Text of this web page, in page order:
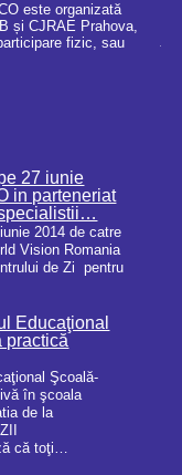
este organizată
și CJRAE Prahova,
fizic, sau
27 iunie
in parteneriat
2014 de catre
Vision Romania
de Zi pentru
Educaţional
practică
Şcoală-
în şcoala
de la
că toţi…